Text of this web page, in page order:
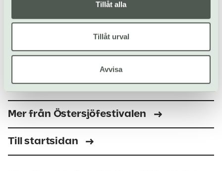
Tillåt alla
Tillåt urval
Avvisa
Föreställning 3: One Health
Mer från Östersjöfestivalen
Till startsidan